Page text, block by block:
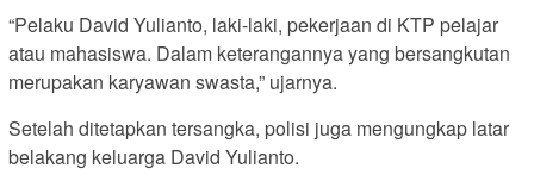
“Pelaku David Yulianto, laki-laki, pekerjaan di KTP pelajar
atau mahasiswa. Dalam keterangannya yang bersangkutan
merupakan karyawan swasta,” ujarnya.
Setelah ditetapkan tersangka, polisi juga mengungkap latar
belakang keluarga David Yulianto.